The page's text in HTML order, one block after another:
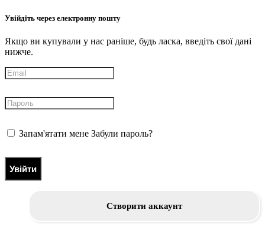
Увійдіть через електронну пошту
Якщо ви купували у нас раніше, будь ласка, введіть свої дані
нижче.
Запам'ятати мене Забули пароль?
Увійти
Створити аккаунт